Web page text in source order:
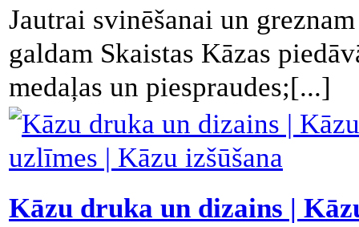
Jautrai svinēšanai un
galdam Skaistas Kāzas
medaļas un piespraudes;[...]
Kāzu druka un dizains |